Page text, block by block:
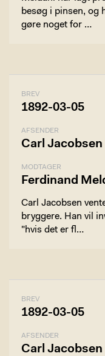
besøg i pinsen, og
gøre noget for …
BREV
1892-03-05
AFSENDER
Carl Jacobsen
MODTAGER
Ferdinand
Carl Jacobsen
bryggere. Han vil
"hvis det er fl…
BREV
1892-03-05
AFSENDER
Carl Jacobsen